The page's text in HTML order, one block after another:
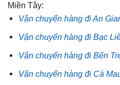
Miền Tây:
Vận chuyển hàng đi An
Vận chuyển hàng đi Bạc
Vận chuyển hàng đi Bến
Vận chuyển hàng đi Cà